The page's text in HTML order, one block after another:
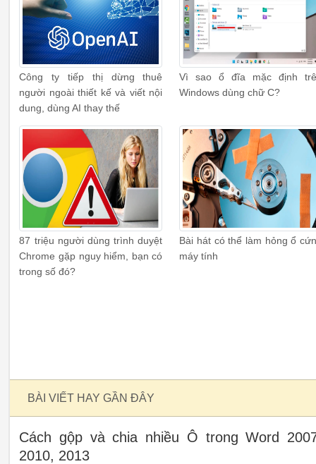
Công ty tiếp thị dừng thuê
người ngoài thiết kế và viết nội
dung, dùng AI thay thế
Vì sao ổ đĩa mặc định
Windows dùng chữ C?
87 triệu người dùng trình duyệt
Chrome gặp nguy hiểm, bạn có
trong số đó?
Bài hát có thể làm hỏng ổ
máy tính
BÀI VIẾT HAY GẦN ĐÂY
Cách gộp và chia nhiều Ô trong Word
2010, 2013